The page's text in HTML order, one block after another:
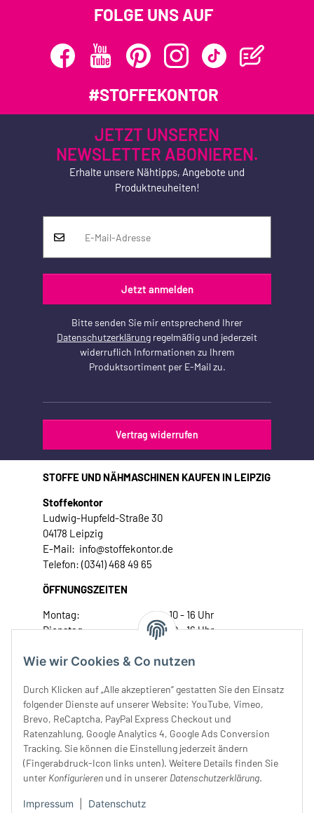
Wie wir Cookies & Co nutzen
Durch Klicken auf „Alle akzeptieren“ gestatten Sie den Einsatz
folgender Dienste auf unserer Website: YouTube, Vimeo,
Brevo, ReCaptcha, PayPal Express Checkout und
Ratenzahlung, Google Analytics 4, Google Ads Conversion
Tracking. Sie können die Einstellung jederzeit ändern
(Fingerabdruck-Icon links unten). Weitere Details finden Sie
unter Konfigurieren und in unserer Datenschutzerklärung.
Impressum Datenschutz
FOLGE UNS AUF
#STOFFEKONTOR
JETZT UNSEREN
NEWSLETTER ABONIEREN.
Erhalte unsere Nähtipps, Angebote und
Produktneuheiten!
Jetzt anmelden
Bitte senden Sie mir entsprechend Ihrer
Datenschutzerklärung regelmäßig und jederzeit
widerruflich Informationen zu Ihrem
Produktsortiment per E-Mail zu.
Vertrag widerrufen
STOFFE UND NÄHMASCHINEN KAUFEN IN LEIPZIG
Stoffekontor
Ludwig-Hupfeld-Straße 30
04178 Leipzig
E-Mail: info@stoffekontor.de
Telefon: (0341) 468 49 65
ÖFFNUNGSZEITEN
Montag:
10 - 16 Uhr
Dienstag:
10 - 16 Uhr
Donnerstag:
10 - 18 Uhr
Samstag:
10 - 14 Uhr
Unser Service
Rechtliches